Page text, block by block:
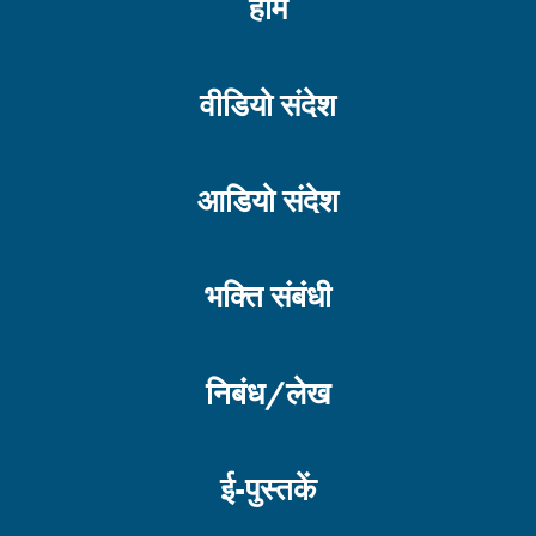
होम
वीडियो संदेश
आडियो संदेश
भक्ति संबंधी
निबंध/लेख
ई-पुस्तकें